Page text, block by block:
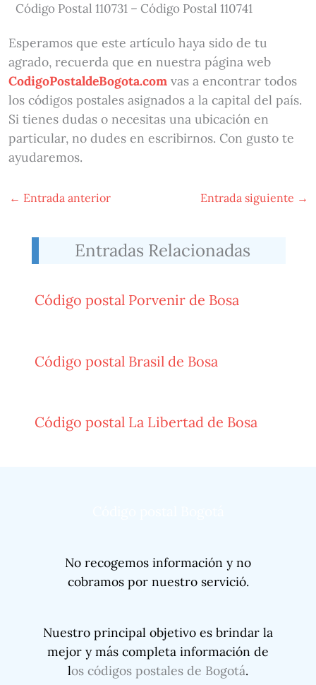
Código Postal 110731 – Código Postal 110741
Esperamos que este artículo haya sido de tu
agrado, recuerda que en nuestra página web
CodigoPostaldeBogota.comvas a encontrar todos
los códigos postales asignados a la capital del país.
Si tienes dudas o necesitas una ubicación en
particular, no dudes en escribirnos. Con gusto te
ayudaremos.
← Entrada anterior Entrada siguiente →
Entradas Relacionadas
Código postal Porvenir de Bosa
Código postal Brasil de Bosa
Código postal La Libertad de Bosa
No recogemos información y no
cobramos por nuestro servició.
Nuestro principal objetivo es brindar la
mejor y más completa información de
los códigos postales de Bogotá.